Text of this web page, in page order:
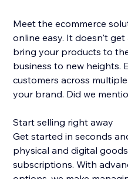
Meet the ecommerce
online easy. It doesn't
bring your products to
business to new heights.
customers across
your brand. Did we
Start selling right away
Get started in seconds
physical and digital
subscriptions. With